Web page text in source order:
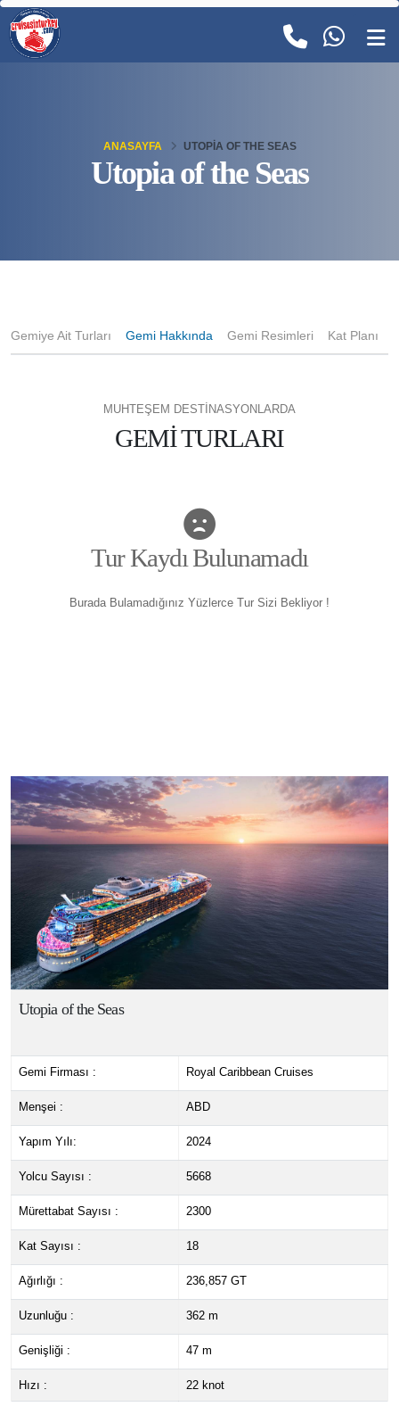
Utopia of the Seas
ANASAYFA UTOPIA OF THE SEAS
Gemiye Ait Turları Gemi Hakkında Gemi Resimleri Kat Planı
MUHTEŞEM DESTİNASYONLARDA
GEMİ TURLARI
Tur Kaydı Bulunamadı
Burada Bulamadığınız Yüzlerce Tur Sizi Bekliyor !
Utopia of the Seas
Gemi Firması : Royal Caribbean Cruises
Menşei : ABD
Yapım Yılı: 2024
Yolcu Sayısı : 5668
Mürettabat Sayısı : 2300
Kat Sayısı : 18
Ağırlığı : 236,857 GT
Uzunluğu : 362 m
Genişliği : 47 m
Hızı : 22 knot